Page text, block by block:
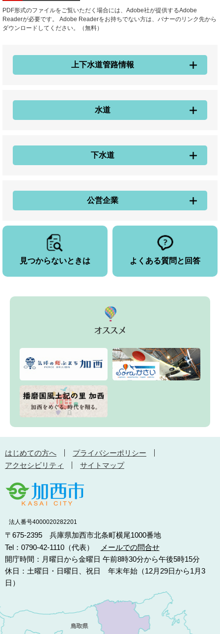
PDF形式のファイルをご覧いただく場合には、Adobe社が提供するAdobe
Readerが必要です。
Adobe Readerをお持ちでない方は、バナーのリンク先から
ダウンロードしてください。（無料）
上下水道管路情報
水道
下水道
公営企業
見つからないときは よくある質問と回答
はじめての方へ
プライバシーポリシー
アクセシビリティ
サイトマップ
法人番号4000020282201
〒675-2395 兵庫県加西市北条町横尾1000番地
Tel：0790-42-1110（代表）
メールでの問合せ
開庁時間：月曜日から金曜日 午前8時30分から午後5時15分
休日：土曜日・日曜日、祝日 年末年始（12月29日から1月3
日）